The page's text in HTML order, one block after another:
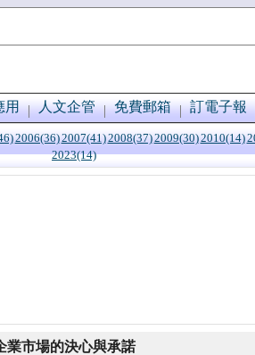
用 人文企管 免費郵箱 訂電子報
2006(36)2007(41)2008(37)2009(30)2010(14)
2023(14)
業市場的決心與承諾